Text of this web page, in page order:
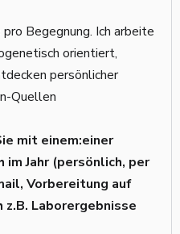
Begegnung. Ich arbeite
orientiert,
persönlicher
Quellen
mit einem:einer
Jahr (persönlich, per
Vorbereitung auf
Laborergebnisse